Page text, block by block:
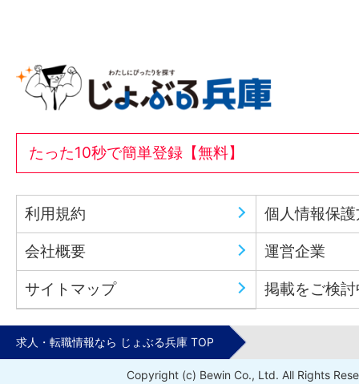
たった10秒で簡単登録【無料】
利用規約 個人情報保
会社概要 運営企業
サイトマップ 掲載をご検
求人・転職情報なら じょぶる兵庫 TOP
Copyright (c) Bewin Co., Ltd. All Rights